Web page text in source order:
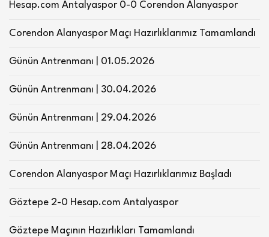
Hesap.com Antalyaspor 0-0 Corendon Alanyaspor
Corendon Alanyaspor Maçı Hazırlıklarımız Tamamlandı
Günün Antrenmanı | 01.05.2026
Günün Antrenmanı | 30.04.2026
Günün Antrenmanı | 29.04.2026
Günün Antrenmanı | 28.04.2026
Corendon Alanyaspor Maçı Hazırlıklarımız Başladı
Göztepe 2-0 Hesap.com Antalyaspor
Göztepe Maçının Hazırlıkları Tamamlandı